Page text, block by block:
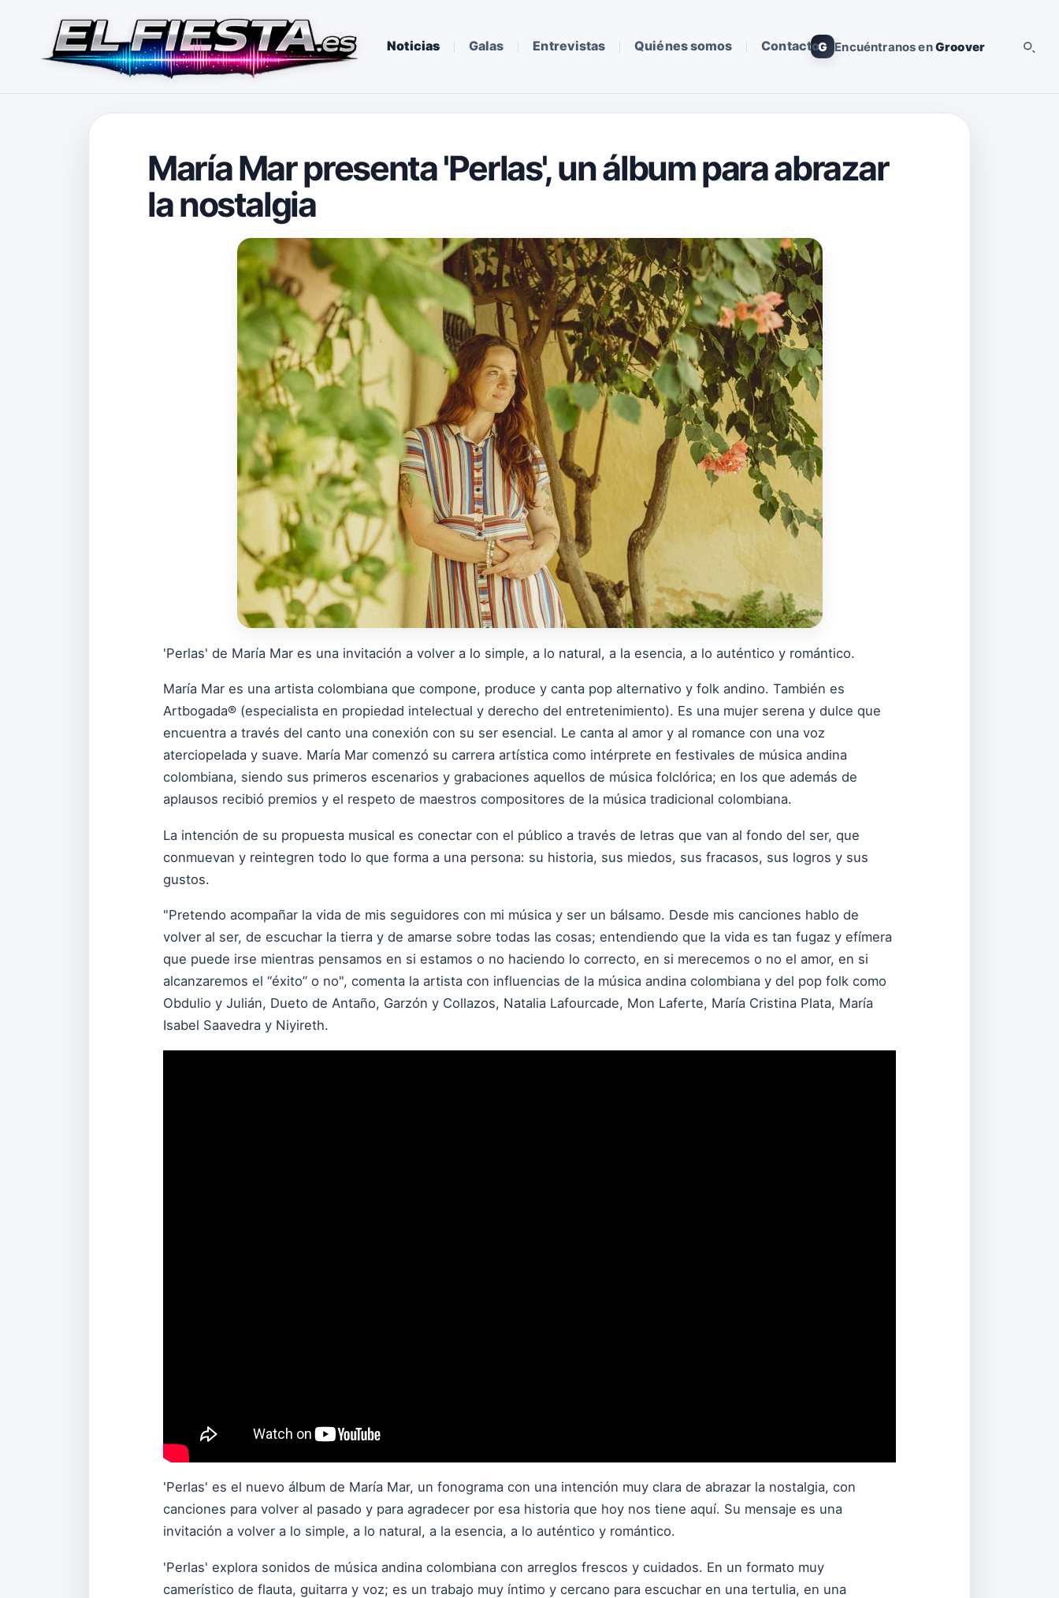
Noticias Galas Entrevistas Quiénes somos ContactoG Encuéntranos enGroover
María Mar presenta 'Perlas', un álbum para abrazar
la nostalgia
'Perlas' de María Mar es una invitación a volver a lo simple, a lo natural, a la esencia, a lo auténtico y romántico.
María Mar es una artista colombiana que compone, produce y canta pop alternativo y folk andino. También es
Artbogada® (especialista en propiedad intelectual y derecho del entretenimiento). Es una mujer serena y dulce que
encuentra a través del canto una conexión con su ser esencial. Le canta al amor y al romance con una voz
aterciopelada y suave. María Mar comenzó su carrera artística como intérprete en festivales de música andina
colombiana, siendo sus primeros escenarios y grabaciones aquellos de música folclórica; en los que además de
aplausos recibió premios y el respeto de maestros compositores de la música tradicional colombiana.
La intención de su propuesta musical es conectar con el público a través de letras que van al fondo del ser, que
conmuevan y reintegren todo lo que forma a una persona: su historia, sus miedos, sus fracasos, sus logros y sus
gustos.
"Pretendo acompañar la vida de mis seguidores con mi música y ser un bálsamo. Desde mis canciones hablo de
volver al ser, de escuchar la tierra y de amarse sobre todas las cosas; entendiendo que la vida es tan fugaz y efímera
que puede irse mientras pensamos en si estamos o no haciendo lo correcto, en si merecemos o no el amor, en si
alcanzaremos el “éxito” o no", comenta la artista con influencias de la música andina colombiana y del pop folk como
Obdulio y Julián, Dueto de Antaño, Garzón y Collazos, Natalia Lafourcade, Mon Laferte, María Cristina Plata, María
Isabel Saavedra y Niyireth.
'Perlas' es el nuevo álbum de María Mar, un fonograma con una intención muy clara de abrazar la nostalgia, con
canciones para volver al pasado y para agradecer por esa historia que hoy nos tiene aquí. Su mensaje es una
invitación a volver a lo simple, a lo natural, a la esencia, a lo auténtico y romántico.
'Perlas' explora sonidos de música andina colombiana con arreglos frescos y cuidados. En un formato muy
camerístico de flauta, guitarra y voz; es un trabajo muy íntimo y cercano para escuchar en una tertulia, en una